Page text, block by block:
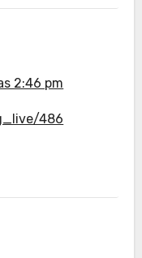
2:46 pm
486